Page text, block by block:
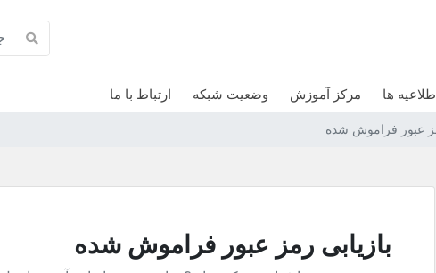
اطلاعیه ها مرکز آموزش وضعیت شبکه ارتباط با ما
عبور فراموش شده
بازیابی رمز عبور فراموش شده